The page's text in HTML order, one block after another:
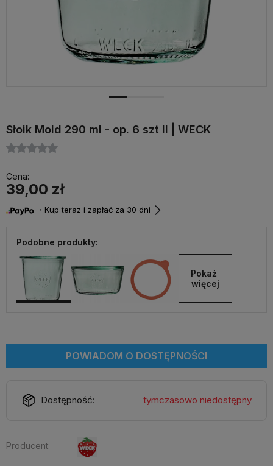
Słoik Mold 290 ml - op. 6 szt II | WECK
Cena:
39,00 zł
・Kup teraz i zapłać za 30 dni
Podobne produkty:
Pokaż
więcej
POWIADOM O DOSTĘPNOŚCI
Dostępność: tymczasowo niedostępny
Producent: